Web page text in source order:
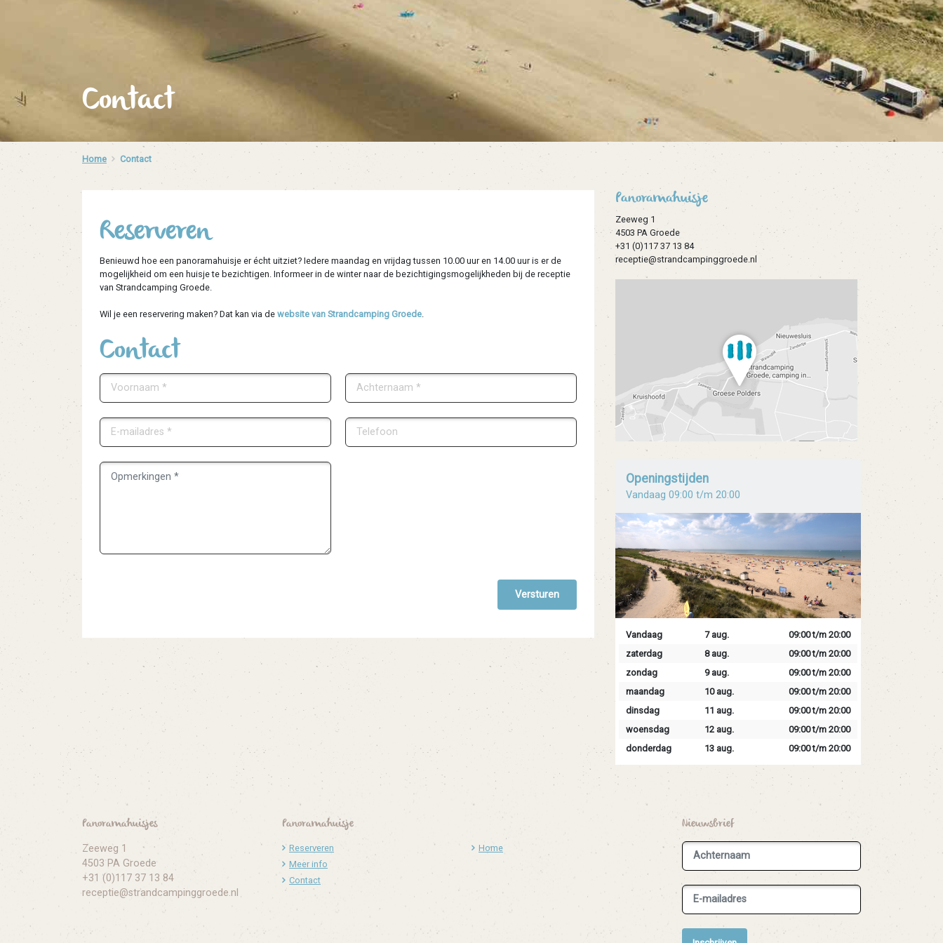
Contact
Home Contact
​Reserveren
Benieuwd hoe een panoramahuisje er écht uitziet? Iedere maandag en vrijdag tussen 10.00 uur en 14.00 uur is er de
mogelijkheid om een huisje te bezichtigen. Informeer in de winter naar de bezichtigingsmogelijkheden bij de receptie
van Strandcamping Groede.
Wil je een reservering maken? Dat kan via de website van Strandcamping Groede.
Contact
Versturen
Panoramahuisje
Zeeweg 1
4503 PA Groede
+31 (0)117 37 13 84
receptie@strandcampinggroede.nl
Openingstijden
Vandaag 09:00 t/m 20:00
Vandaag 7 aug.
09:00 t/m 20:00
zaterdag
8 aug.
09:00 t/m 20:00
zondag
9 aug.
09:00 t/m 20:00
maandag
10 aug.
09:00 t/m 20:00
dinsdag
11 aug.
09:00 t/m 20:00
woensdag
12 aug.
09:00 t/m 20:00
donderdag
13 aug. 09:00 t/m 20:00
Nieuwsbrief
Panoramahuisjes
Zeeweg 1
4503 PA Groede
+31 (0)117 37 13 84
receptie@strandcampinggroede.nl
Panoramahuisje
Reserveren
Meer info
Contact
Home